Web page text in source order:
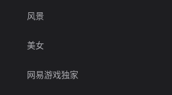
风景
美女
网易游戏独家